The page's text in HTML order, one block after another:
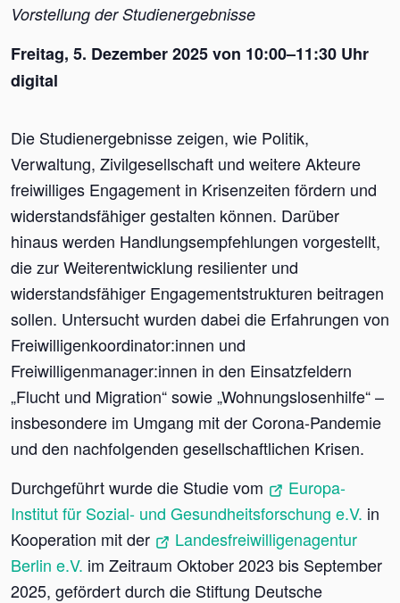
Vorstellung der Studienergebnisse
Freitag, 5. Dezember 2025 von 10:00–11:30 Uhr
digital
Die Studienergebnisse zeigen, wie Politik,
Verwaltung, Zivilgesellschaft und weitere Akteure
freiwilliges Engagement in Krisenzeiten fördern und
widerstandsfähiger gestalten können. Darüber
hinaus werden Handlungsempfehlungen vorgestellt,
die zur Weiterentwicklung resilienter und
widerstandsfähiger Engagementstrukturen beitragen
sollen. Untersucht wurden dabei die Erfahrungen von
Freiwilligenkoordinator:innen und
Freiwilligenmanager:innen in den Einsatzfeldern
„Flucht und Migration“ sowie „Wohnungslosenhilfe“ –
insbesondere im Umgang mit der Corona-Pandemie
und den nachfolgenden gesellschaftlichen Krisen.
Durchgeführt wurde die Studie vom
Europa-
Institut für Sozial- und Gesundheitsforschung e.V. in
Kooperation mit der
Landesfreiwilligenagentur
Berlin e.V. im Zeitraum Oktober 2023 bis September
2025, gefördert durch die Stiftung Deutsche